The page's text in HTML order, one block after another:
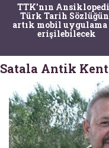
120 bin yıllık fosiller
yaşayan türlere ait
ve nesli kurumuş bir
keşfedildi
Satala Antik